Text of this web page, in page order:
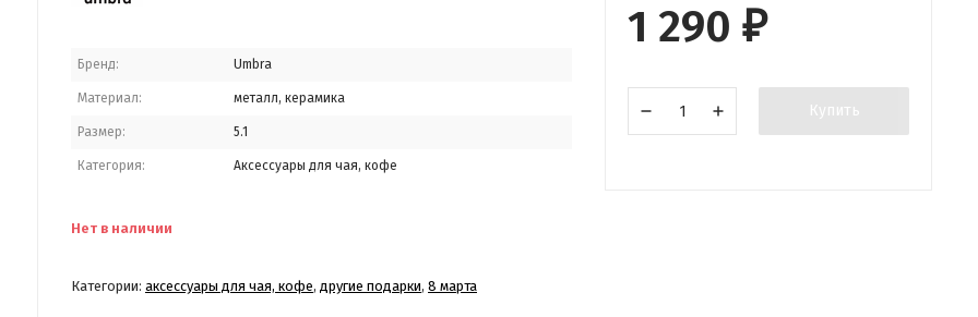
Бренд: Umbra
Материал: металл, керамика
Размер: 5.1
Категория: Аксессуары для чая, кофе
Нет в наличии
Категории: аксессуары для чая, кофе, другие подарки, 8 марта
1 290 ₽
Купить